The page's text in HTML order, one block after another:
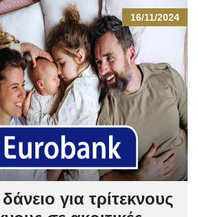
16/11/2024
για τρίτεκνους